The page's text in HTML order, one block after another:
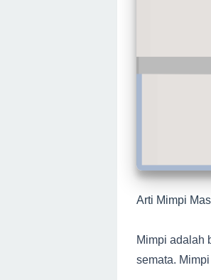
Arti Mimpi
Mimpi adalah
semata.